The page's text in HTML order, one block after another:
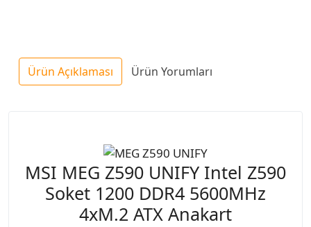
Ürün Açıklaması Ürün Yorumları
MSI MEG Z590 UNIFY Intel Z590
Soket 1200 DDR4 5600MHz
4xM.2 ATX Anakart